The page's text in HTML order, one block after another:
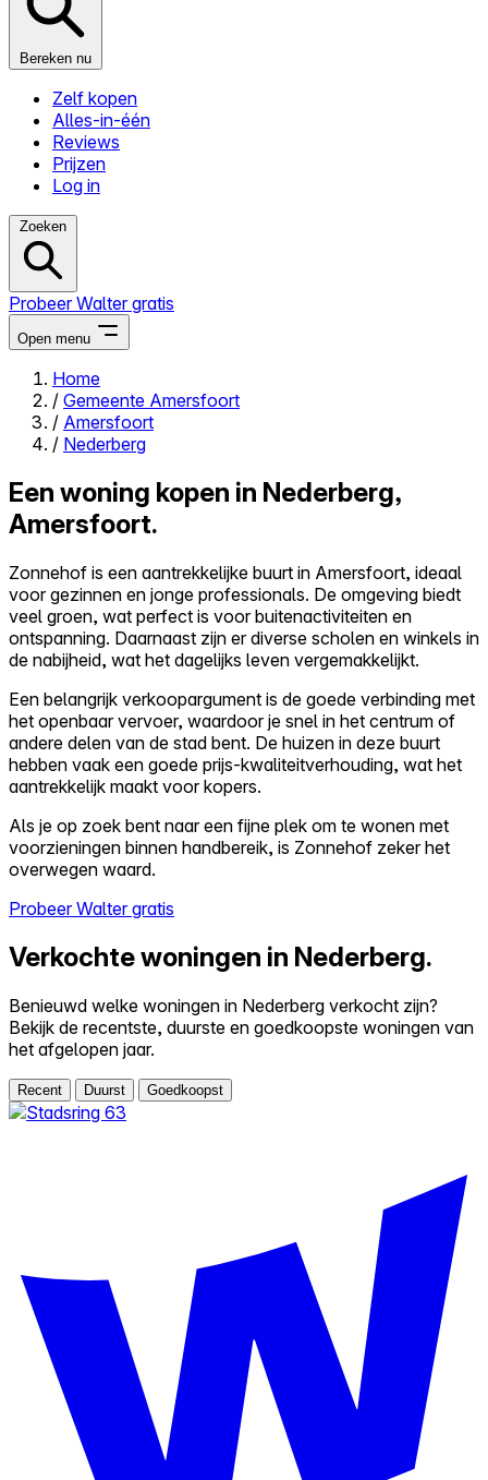
Bereken nu
Zelf kopen
Alles-in-één
Reviews
Prijzen
Log in
Zoeken
Probeer Walter gratis
Open menu
Close menu
Zelf kopen
Reviews
Prijzen
Log in
Probeer Walter gratis
Home
/ Gemeente Amersfoort
/ Amersfoort
/ Nederberg
Een woning kopen in Nederberg,
Amersfoort.
Zonnehof is een aantrekkelijke buurt in Amersfoort, ideaal
voor gezinnen en jonge professionals. De omgeving biedt
veel groen, wat perfect is voor buitenactiviteiten en
ontspanning. Daarnaast zijn er diverse scholen en winkels in
de nabijheid, wat het dagelijks leven vergemakkelijkt.
Een belangrijk verkoopargument is de goede verbinding met
het openbaar vervoer, waardoor je snel in het centrum of
andere delen van de stad bent. De huizen in deze buurt
hebben vaak een goede prijs-kwaliteitverhouding, wat het
aantrekkelijk maakt voor kopers.
Als je op zoek bent naar een fijne plek om te wonen met
voorzieningen binnen handbereik, is Zonnehof zeker het
overwegen waard.
Probeer Walter gratis
Verkochte woningen in Nederberg.
Benieuwd welke woningen in Nederberg verkocht zijn?
Bekijk de recentste, duurste en goedkoopste woningen van
het afgelopen jaar.
Recent Duurst Goedkoopst